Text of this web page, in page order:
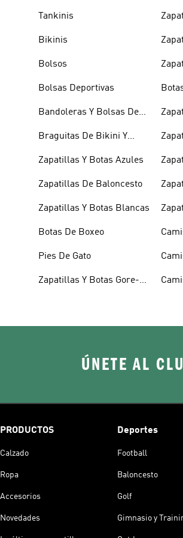
Tankinis
Bikinis
Bolsos
Bolsas Deportivas
Bandoleras Y Bolsas De
Braguitas De Bikini Y
Zapatillas Y Botas Azules
Zapatillas De Baloncesto
Zapatillas Y Botas Blancas
Botas De Boxeo
Pies De Gato
Zapatillas Y Botas Gore-
ÚNETE AL
PRODUCTOS
Calzado
Ropa
Accesorios
Novedades
Deportes
Football
Baloncesto
Golf
Gimnasio y